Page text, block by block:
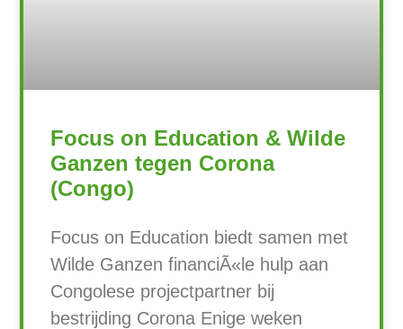
Focus on Education & Wilde
Ganzen tegen Corona
(Congo)
Focus on Education biedt samen met
Wilde Ganzen financiÃ«le hulp aan
Congolese projectpartner bij
bestrijding Corona Enige weken